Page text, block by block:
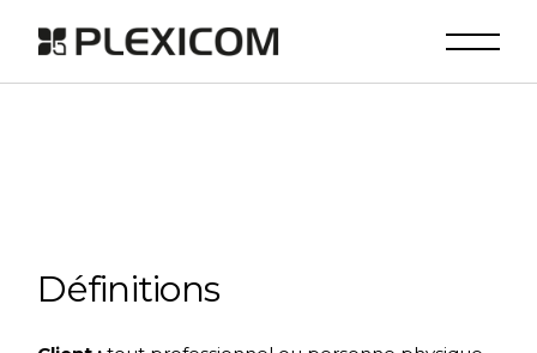
content
Définitions